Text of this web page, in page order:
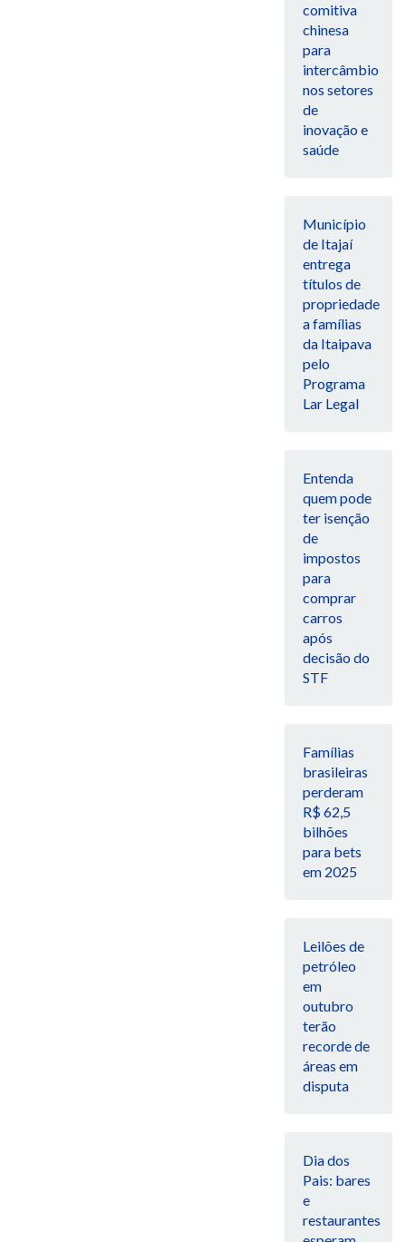
comitiva
chinesa
para
intercâmbio
nos setores
de
inovação e
saúde
Município
de Itajaí
entrega
títulos de
propriedade
a famílias
da Itaipava
pelo
Programa
Lar Legal
Entenda
quem pode
ter isenção
de
impostos
para
comprar
carros
após
decisão do
STF
Famílias
brasileiras
perderam
R$ 62,5
bilhões
para bets
em 2025
Leilões de
petróleo
em
outubro
terão
recorde de
áreas em
disputa
Dia dos
Pais: bares
e
restaurantes